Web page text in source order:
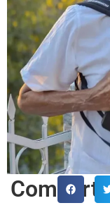
Comparte